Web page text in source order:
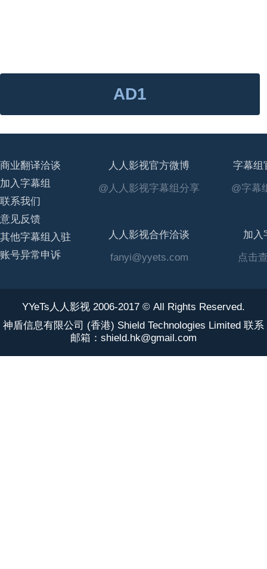
AD1
商业翻译洽谈
加入字幕组
联系我们
意见反馈
其他字幕组入驻
账号异常申诉
人人影视官方微博
@人人影视字幕组分享
字幕组
@字幕
人人影视合作洽谈
fanyi@yyets.com
加入
点击
YYeTs人人影视 2006-2017 © All Rights Reserved.
神盾信息有限公司 (香港) Shield Technologies Limited 联系
邮箱：shield.hk@gmail.com